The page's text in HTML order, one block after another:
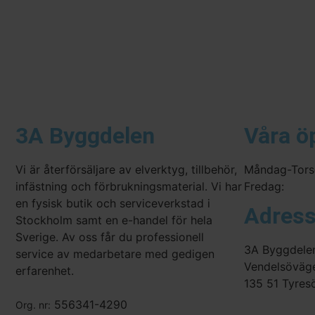
3A Byggdelen
Vi är återförsäljare av elverktyg, tillbehör,
infästning och förbrukningsmaterial. Vi har
en fysisk butik och serviceverkstad i
Stockholm samt en e-handel för hela
Sverige. Av oss får du professionell
service av medarbetare med gedigen
erfarenhet.
Org. nr: 556341-4290
Våra
Måndag-
Fredag:
Adress
3A
135 51